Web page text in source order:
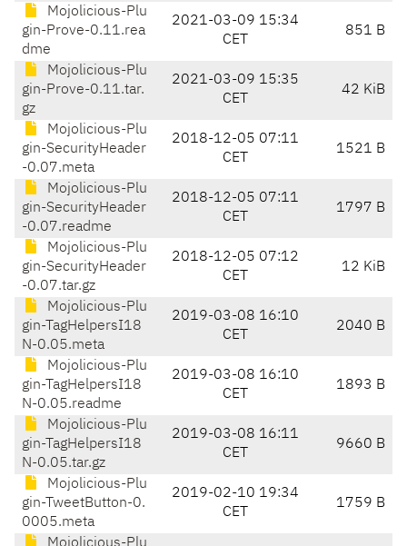
Mojolicious-Plu
gin-Prove-0.11.rea
dme
2021-03-09 15:34
CET
851 B
Mojolicious-Plu
gin-Prove-0.11.tar.
gz
2021-03-09 15:35
CET
42 KiB
Mojolicious-Plu
gin-SecurityHeader
-0.07.meta
2018-12-05 07:11
CET
1521 B
Mojolicious-Plu
gin-SecurityHeader
-0.07.readme
2018-12-05 07:11
CET
1797 B
Mojolicious-Plu
gin-SecurityHeader
-0.07.tar.gz
2018-12-05 07:12
CET
12 KiB
Mojolicious-Plu
gin-TagHelpersI18
N-0.05.meta
2019-03-08 16:10
CET
2040 B
Mojolicious-Plu
gin-TagHelpersI18
N-0.05.readme
2019-03-08 16:10
CET
1893 B
Mojolicious-Plu
gin-TagHelpersI18
N-0.05.tar.gz
2019-03-08 16:11
CET
9660 B
Mojolicious-Plu
gin-TweetButton-0.
0005.meta
2019-02-10 19:34
CET
1759 B